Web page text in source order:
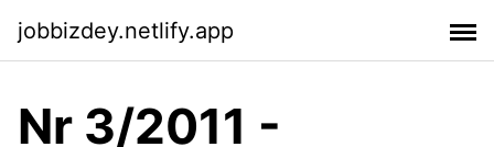
jobbizdey.netlify.app
Nr 3/2011 -